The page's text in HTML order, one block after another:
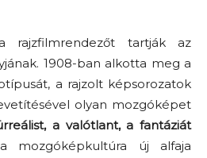
rajzfilmrendezőt tartják az
1908-ban alkotta meg a
a rajzolt képsorozatok
olyan mozgóképet
a valótlant, a fantáziát
mozgóképkultúra új alfaja